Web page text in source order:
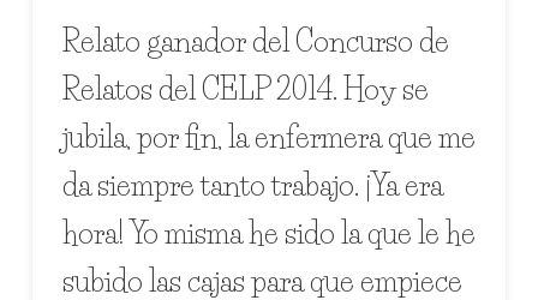
Relato ganador del Concurso de
Relatos del CELP 2014. Hoy se
jubila, por fin, la enfermera que me
da siempre tanto trabajo. ¡Ya era
hora! Yo misma he sido la que le he
subido las cajas para que empiece